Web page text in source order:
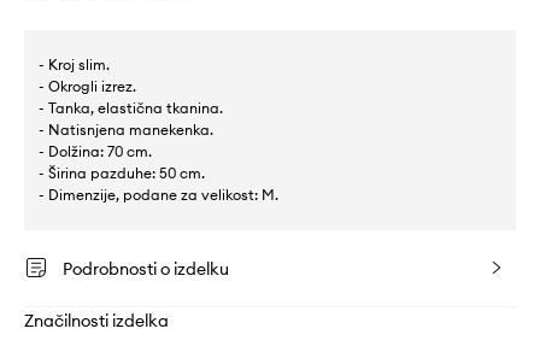
- Kroj slim.
- Okrogli izrez.
- Tanka, elastična tkanina.
- Natisnjena manekenka.
- Dolžina: 70 cm.
- Širina pazduhe: 50 cm.
- Dimenzije, podane za velikost: M.
Podrobnosti o izdelku
Značilnosti izdelka